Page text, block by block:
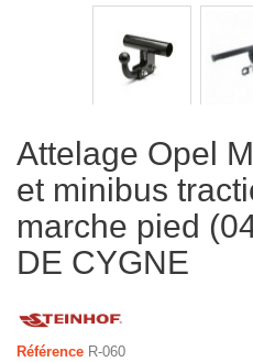
Attelage Opel
et minibus
marche pied
DE CYGNE
Référence R-060